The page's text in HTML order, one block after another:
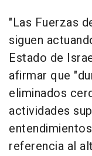
"Las Fuerzas
siguen
Estado de
afirmar que
eliminados
actividades
referencia al